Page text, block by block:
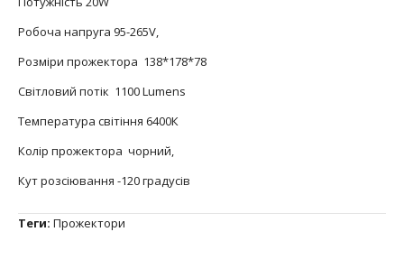
Робоча напруга 95-265V,
Розміри прожектора 138*178*78
Світловий потік 1100 Lumens
Температура світіння 6400К
Колір прожектора чорний,
Кут розсіювання -120 градусів
Теги: Прожектори